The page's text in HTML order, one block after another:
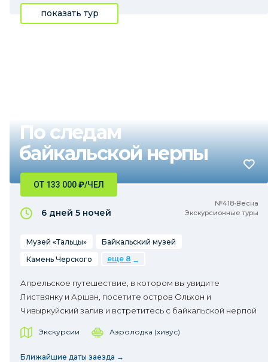
показать тур
По следам
байкальской нерпы
№418•Весна
Экскурсионные туры
ОТ 133 000₽/ЧЕЛ
6 дней 5 ночей
Музей «Тальцы»
Байкальский музей
Камень Черского
еще 8
Апрельское путешествие, в котором вы увидите
Листвянку и Аршан, посетите остров Ольхон и
Чивыркуйский залив и встретитесь с байкальской нерпой
Экскурсии Аэролодка (хивус)
Ближайшие даты заезда →